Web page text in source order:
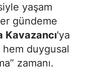
yaşam
gündeme
Kavazancı'ya
duygusal
zamanı.